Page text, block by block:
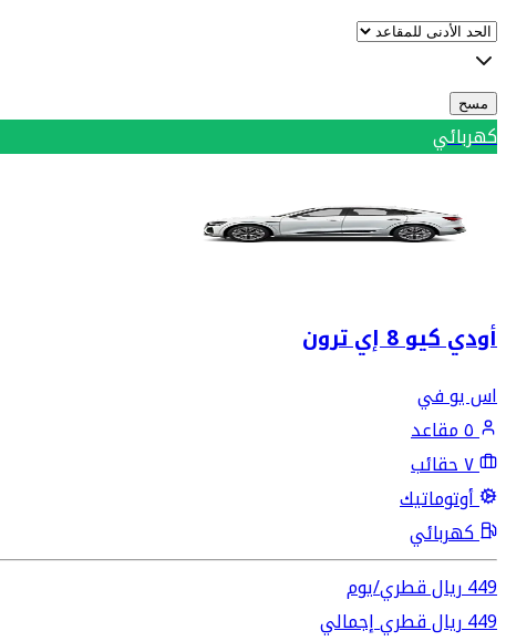
مسح
كهربائي
أودي كيو 8 إي ترون
اس يو في
٥ مقاعد
٧ حقائب
أوتوماتيك
كهربائي
449ريال قطري/يوم
449ريال قطريإجمالي